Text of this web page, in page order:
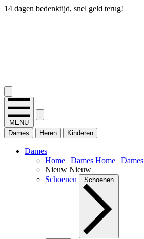
14 dagen bedenktijd, snel geld terug!
MENU
Dames
Heren Kinderen
Dames
Home | Dames Home | Dames
Nieuw Nieuw
Schoenen
Schoenen